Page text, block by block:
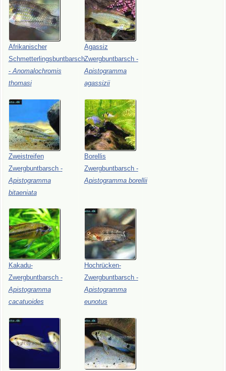
Afrikanischer
Schmetterlingsbuntbarsch
- Anomalochromis
thomasi
Agassiz
Zwergbuntbarsch -
Apistogramma
agassizii
Zweistreifen
Zwergbuntbarsch -
Apistogramma
bitaeniata
Borellis
Zwergbuntbarsch -
Apistogramma borellii
Kakadu-
Zwergbuntbarsch -
Apistogramma
cacatuoides
Hochrücken-
Zwergbuntbarsch -
Apistogramma
eunotus